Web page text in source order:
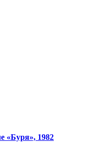
«Буря», 1982